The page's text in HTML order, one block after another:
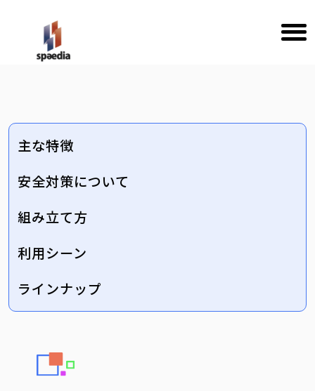
主な特徴
安全対策について
組み立て方
利用シーン
ラインナップ